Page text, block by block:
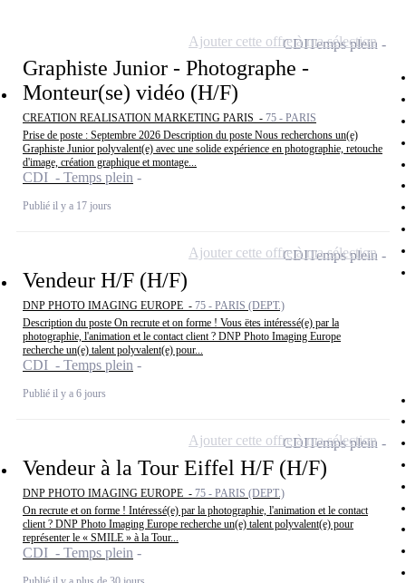
Graphiste Junior - Photographe -
Monteur(se) vidéo (H/F)
CREATION REALISATION MARKETING PARIS - 75 - PARIS
Prise de poste : Septembre 2026 Description du poste Nous recherchons un(e)
Graphiste Junior polyvalent(e) avec une solide expérience en photographie, retouche
d'image, création graphique et montage...
CDI - Temps plein
Publié il y a 17 jours
CDITemps plein
Ajouter cette offre à ma sélection
Vendeur H/F (H/F)
DNP PHOTO IMAGING EUROPE - 75 - PARIS (DEPT.)
Description du poste On recrute et on forme ! Vous ëtes intéressé(e) par la
photographie, l'animation et le contact client ? DNP Photo Imaging Europe
recherche un(e) talent polyvalent(e) pour...
CDI - Temps plein
Publié il y a 6 jours
CDITemps plein
Ajouter cette offre à ma sélection
Vendeur à la Tour Eiffel H/F (H/F)
DNP PHOTO IMAGING EUROPE - 75 - PARIS (DEPT.)
On recrute et on forme ! Intéressé(e) par la photographie, l'animation et le contact
client ? DNP Photo Imaging Europe recherche un(e) talent polyvalent(e) pour
représenter le « SMILE » à la Tour...
CDI - Temps plein
CDITemps plein
Ajouter cette offre à ma sélection